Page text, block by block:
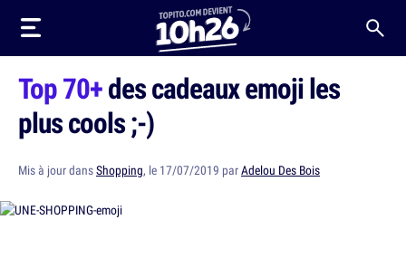
Top 70+des cadeaux emoji les
plus cools ;-)
Mis à jour dansShopping, le 17/07/2019 parAdelou Des Bois